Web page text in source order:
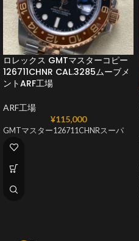
ロレックス GMTマスターコピー
126711CHNR CAL.3285ムーブメ
ントARF工場
ARF工場
¥115,000
GMTマスター126711CHNRスーパ